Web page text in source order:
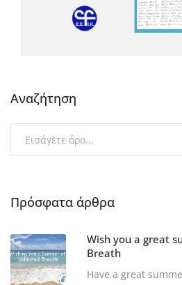
Αναζήτηση
Πρόσφατα άρθρα
Wish you a great
Breath
Have a great